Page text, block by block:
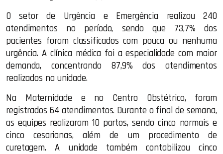
O setor de Urgência e Emergência realizou 240
atendimentos no período, sendo que 73,7% dos
pacientes foram classificados com pouca ou nenhuma
urgência. A clínica médica foi a especialidade com maior
demanda, concentrando 87,9% dos atendimentos
realizados na unidade.
Na Maternidade e no Centro Obstétrico, foram
registrados 64 atendimentos. Durante o final de semana,
as equipes realizaram 10 partos, sendo cinco normais e
cinco cesarianas, além de um procedimento de
curetagem. A unidade também contabilizou cinco